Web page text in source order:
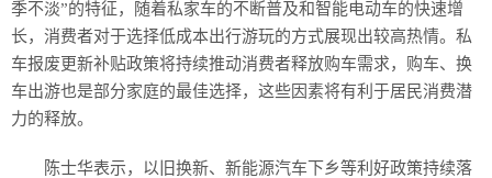
季不淡”的特征，随着私家车的不断普及和智能电动车的快速增
长，消费者对于选择低成本出行游玩的方式展现出较高热情。私
车报废更新补贴政策将持续推动消费者释放购车需求，购车、换
车出游也是部分家庭的最佳选择，这些因素将有利于居民消费潜
力的释放。
陈士华表示，以旧换新、新能源汽车下乡等利好政策持续落